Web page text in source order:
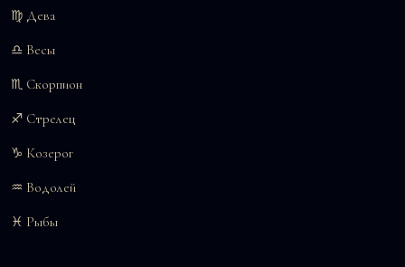
♍ Дева
♎ Весы
♏ Скорпион
♐ Стрелец
♑ Козерог
♒ Водолей
♓ Рыбы